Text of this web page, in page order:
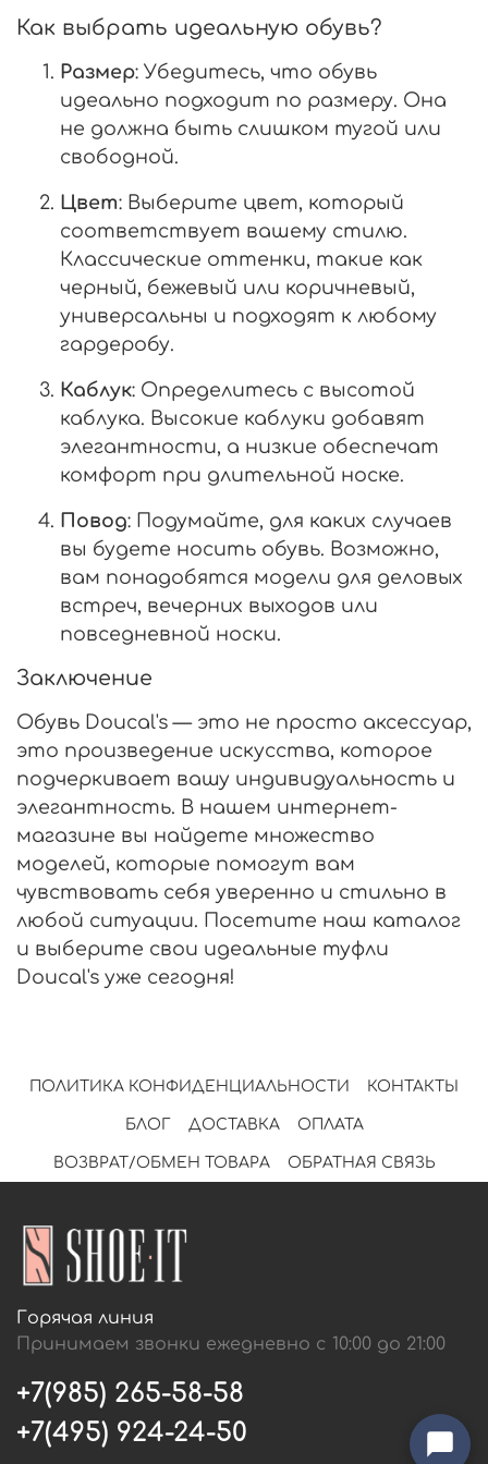
Как выбрать идеальную обувь?
Размер: Убедитесь, что обувь
идеально подходит по размеру. Она
не должна быть слишком тугой или
свободной.
Цвет: Выберите цвет, который
соответствует вашему стилю.
Классические оттенки, такие как
черный, бежевый или коричневый,
универсальны и подходят к любому
гардеробу.
Каблук: Определитесь с высотой
каблука. Высокие каблуки добавят
элегантности, а низкие обеспечат
комфорт при длительной носке.
Повод: Подумайте, для каких случаев
вы будете носить обувь. Возможно,
вам понадобятся модели для деловых
встреч, вечерних выходов или
повседневной носки.
Заключение
Обувь Doucal's — это не просто аксессуар,
это произведение искусства, которое
подчеркивает вашу индивидуальность и
элегантность. В нашем интернет-
магазине вы найдете множество
моделей, которые помогут вам
чувствовать себя уверенно и стильно в
любой ситуации. Посетите наш каталог
и выберите свои идеальные туфли
Doucal's уже сегодня!
ПОЛИТИКА КОНФИДЕНЦИАЛЬНОСТИ КОНТАКТЫ
БЛОГ ДОСТАВКА ОПЛАТА
ВОЗВРАТ/ОБМЕН ТОВАРА ОБРАТНАЯ СВЯЗЬ
Горячая линия
Принимаем звонки ежедневно с 10:00 до 21:00
+7(985) 265-58-58
+7(495) 924-24-50